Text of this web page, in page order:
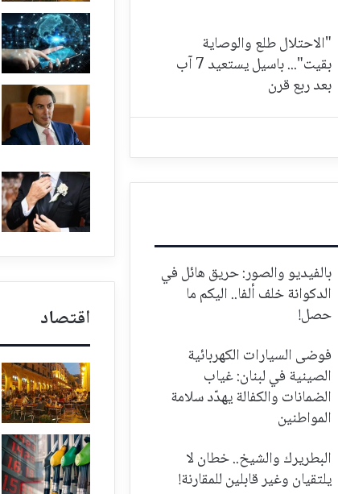
"الاحتلال طلع والوصاية
بقيت"... باسيل يستعيد 7 آب
بعد ربع قرن
بالفيديو والصور: حريق هائل في
الدكوانة خلف ألفا.. اليكم ما
حصل!
فوضى السيارات الكهربائية
الصينية في لبنان: غياب
الضمانات والكفالة يهدّد سلامة
المواطنين
البطريرك والشيخ.. خطان لا
يلتقيان وغير قابلين للمقارنة!
اقتصاد